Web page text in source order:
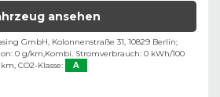
ansehen
GmbH, Kolonnenstraße 31, 10829 Berlin;
0 g/km,Kombi. Stromverbrauch: 0 kWh/100
km, CO2-Klasse: A